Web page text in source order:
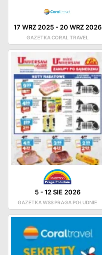
17 WRZ 2025- 20 WRZ 2026
GAZETKA CORAL TRAVEL
5-12 SIE 2026
GAZETKA WSS PRAGA POŁUDNIE